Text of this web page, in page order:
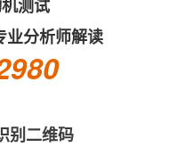
测试
业分析师解读
别二维码